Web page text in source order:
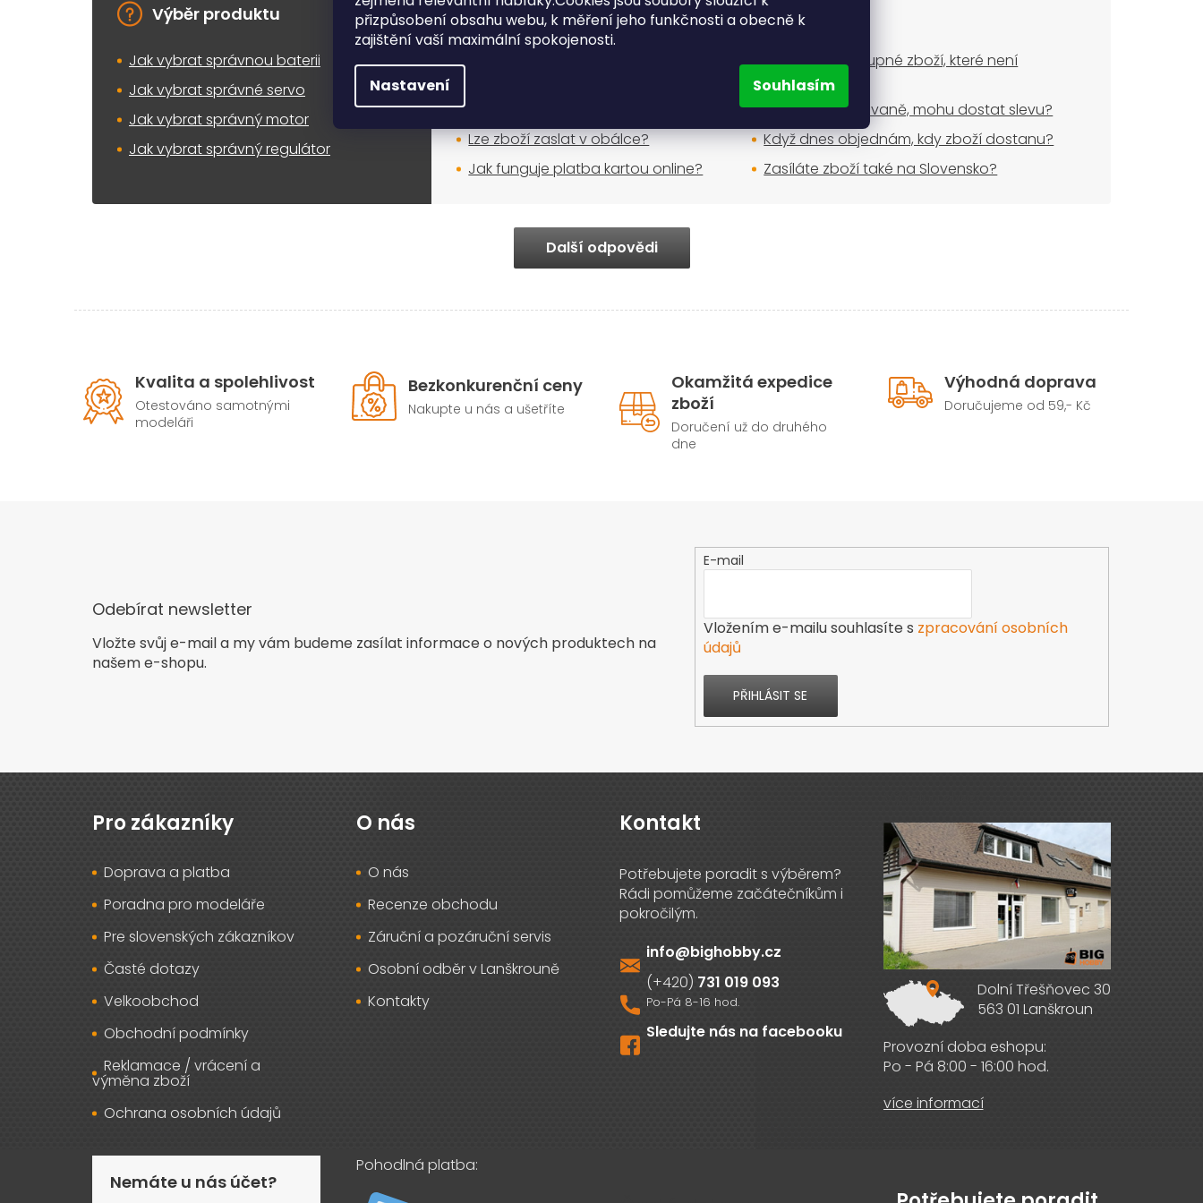
přizpůsobení obsahu webu, k měření jeho funkčnosti a obecně k
zajištění vaší maximální spokojenosti.
Nastavení Souhlasím
Výběr produktu
Jak vybrat správnou baterii
Jak vybrat správné servo
Jak vybrat správný motor
Jak vybrat správný regulátor
Nákup na e-shopu
Lze zboží zaslat v obálce?
Jak funguje platba kartou online?
Kdy bude dostupné zboží, které není
skladem?
Nakupuji opakovaně, mohu dostat slevu?
Když dnes objednám, kdy zboží dostanu?
Zasíláte zboží také na Slovensko?
Další odpovědi
Kvalita a spolehlivost
Otestováno samotnými
modeláři
Bezkonkurenční ceny
Nakupte u nás a ušetříte
Okamžitá expedice
zboží
Doručení už do druhého
dne
Výhodná doprava
Doručujeme od 59,- Kč
Odebírat newsletter
Vložte svůj e-mail a my vám budeme zasílat informace o nových produktech na
našem e-shopu.
E-mail
Vložením e-mailu souhlasíte s zpracování osobních
údajů
PŘIHLÁSIT SE
Pro zákazníky
Doprava a platba
Poradna pro modeláře
Pre slovenských zákazníkov
Časté dotazy
Velkoobchod
Obchodní podmínky
Reklamace / vrácení a
výměna zboží
Ochrana osobních údajů
O nás
O nás
Recenze obchodu
Záruční a pozáruční servis
Osobní odběr v Lanškrouně
Kontakty
Kontakt
info@bighobby.cz
731 019 093
Sledujte nás na facebooku
Dolní Třešňovec 30
563 01 Lanškroun
Provozní doba eshopu:
Po - Pá 8:00 - 16:00 hod.
více informací
Nemáte u nás účet?
Pohodlná platba: